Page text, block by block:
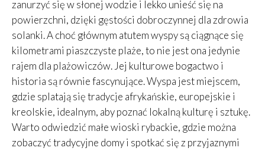
zanurzyć się w słonej wodzie i lekko unieść się na
powierzchni, dzięki gęstości dobroczynnej dla zdrowia
solanki. A choć głównym atutem wyspy są ciągnące się
kilometrami piaszczyste plaże, to nie jest ona jedynie
rajem dla plażowiczów. Jej kulturowe bogactwo i
historia są równie fascynujące. Wyspa jest miejscem,
gdzie splatają się tradycje afrykańskie, europejskie i
kreolskie, idealnym, aby poznać lokalną kulturę i sztukę.
Warto odwiedzić małe wioski rybackie, gdzie można
zobaczyć tradycyjne domy i spotkać się z przyjaznymi